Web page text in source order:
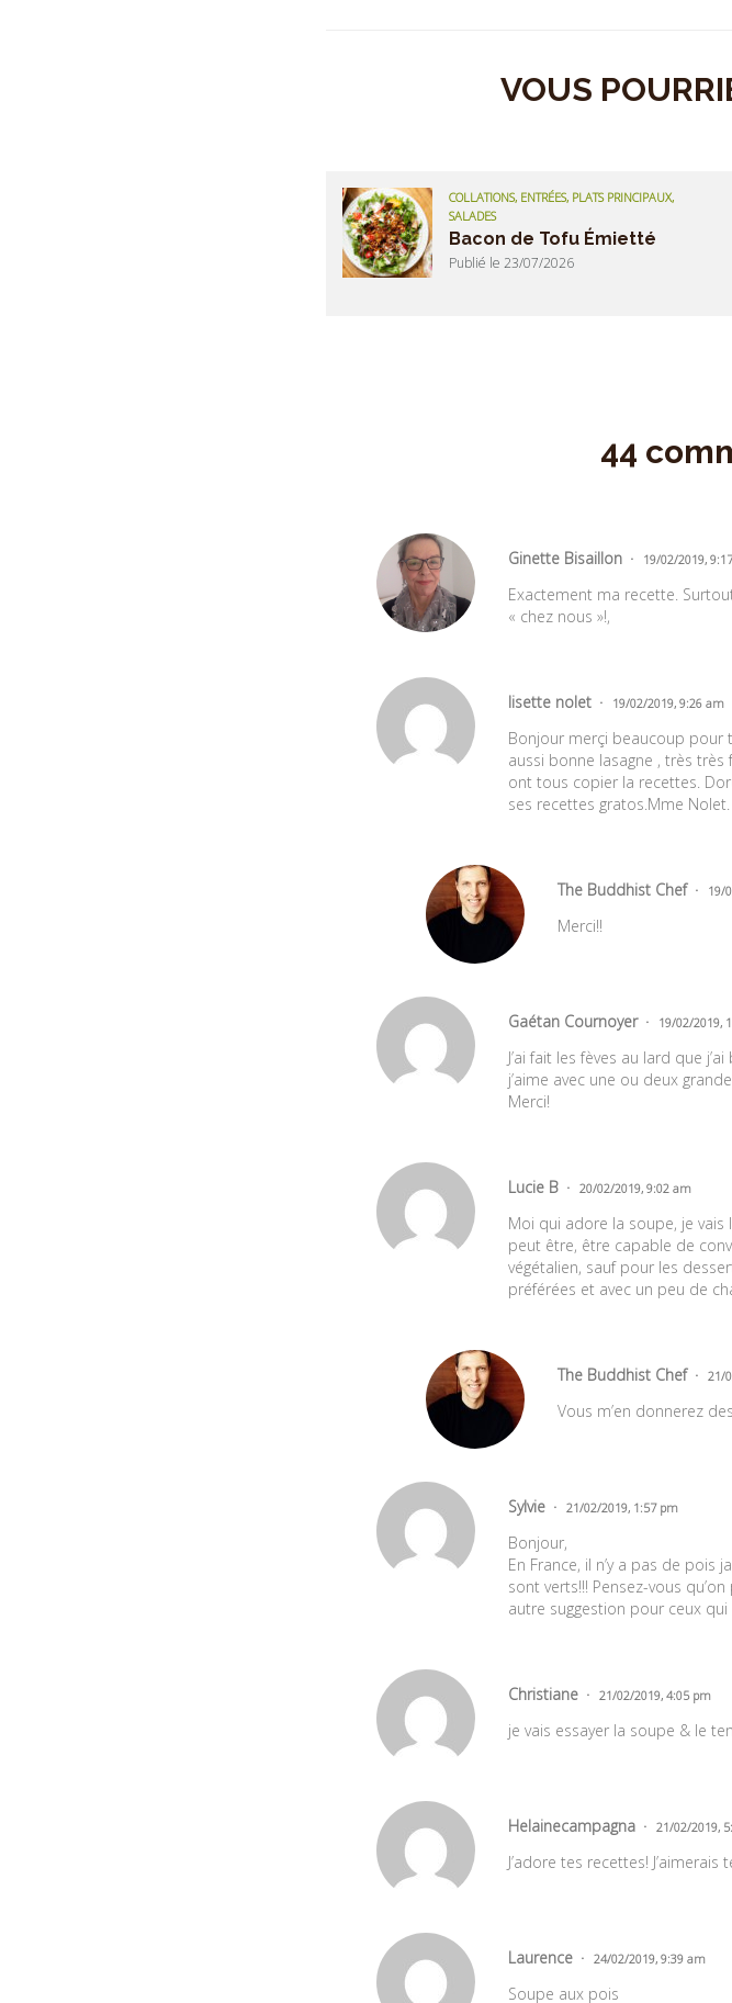
VOUS
COLLATIONS, ENTRÉES, PLATS PRINCIPAUX,
SALADES
Bacon de Tofu Émietté
Publié le 23/07/2026
44
Ginette Bisaillon 19/02/2019,
Exactement ma recette.
« chez nous »!,
lisette nolet 19/02/2019, 9:26 am
Bonjour merçi beaucoup pour
aussi bonne lasagne , très
ont tous copier la recettes.
ses recettes gratos.Mme Nolet.
The Buddhist Chef 19/
Merci!!
Gaétan Cournoyer 19/02/2019,
J’ai fait les fèves au lard que
j’aime avec une ou deux
Merci!
Lucie B 20/02/2019, 9:02 am
Moi qui adore la soupe, je vais
peut être, être capable de
végétalien, sauf pour les
préférées et avec un peu de
The Buddhist Chef 21/
Vous m’en donnerez
Sylvie 21/02/2019, 1:57 pm
Bonjour,
En France, il n’y a pas de pois
sont verts!!! Pensez-vous
autre suggestion pour ceux qui
Christiane 21/02/2019, 4:05 pm
je vais essayer la soupe & le
Helainecampagna 21/02/2019,
J’adore tes recettes!
Laurence 24/02/2019, 9:39 am
Soupe aux pois